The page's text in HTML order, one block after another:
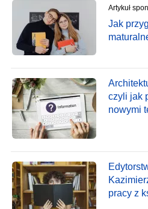
Artykuł
Jak
czyli jak
nowymi
pracy z